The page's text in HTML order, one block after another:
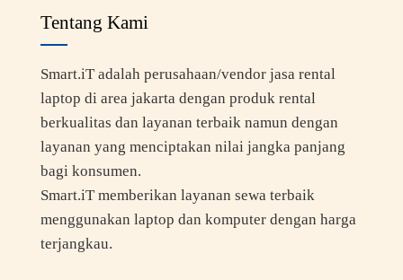
Tentang Kami
Smart.iT adalah perusahaan/vendor jasa rental
laptop di area jakarta dengan produk rental
berkualitas dan layanan terbaik namun dengan
layanan yang menciptakan nilai jangka panjang
bagi konsumen.
Smart.iT memberikan layanan sewa terbaik
menggunakan laptop dan komputer dengan harga
terjangkau.